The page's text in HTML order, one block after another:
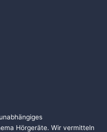
Hörgeräte. Wir vermitteln